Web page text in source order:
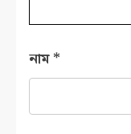
নাম*